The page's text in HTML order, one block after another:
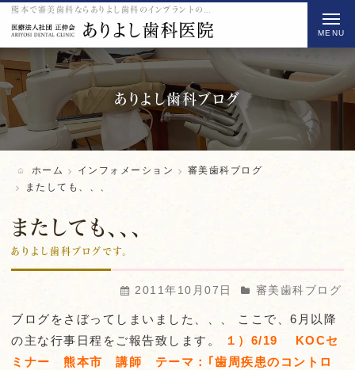
ありよし歯科ブログ
ホーム インフォメーション
審美歯科ブログ
またしても、、、
またしても、、、
ありよし歯科ブログです。
2011年10月07日 審美歯科ブログ
ブログをさぼってしまいました、、、 ここで、6月以降
の主な行事日程をご報告致します。
１）6/19 KOCセ
ミナー 熊本市 講師 テーマ：｢歯周疾患のコントロ
t
o
g
l
t
i
o
n